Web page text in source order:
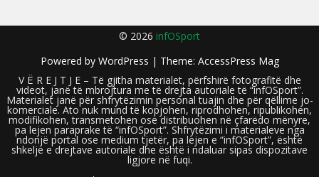
© 2026 infOSport
Powered by WordPress | Theme: AccessPress Mag
V Ë R E J T J E – Të gjitha materialet, përfshirë fotografitë dhe
videot, janë të mbrojtura me të drejta autoriale të “infOSport”.
Materialet janë për shfrytëzimin personal tuajin dhe për qëllime jo-
komerciale. Ato nuk mund të kopjohen, riprodhohen, ripublikohen,
modifikohen, transmetohen ose distribuohen në çfarëdo mënyre,
pa lejen paraprake të “infOSport”. Shfrytëzimi i materialeve nga
ndonjë portal ose medium tjetër, pa lejen e “infOSport”, është
shkelje e drejtave autoriale dhe është i ndaluar sipas dispozitave
ligjore në fuqi.